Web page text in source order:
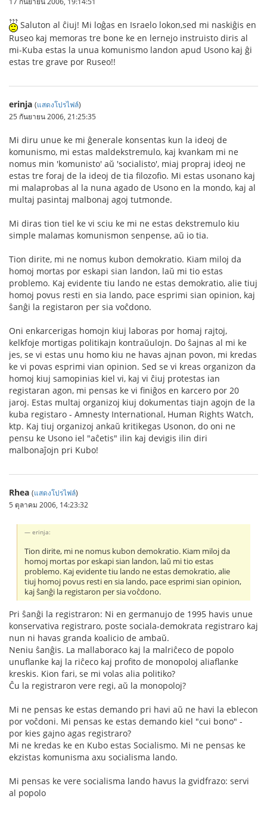
Saluton al ĉiuj! Mi loĝas en Israelo lokon,sed mi naskiĝis en
Ruseo kaj memoras tre bone ke en lernejo instruisto diris al
mi-Kuba estas la unua komunismo landon apud Usono kaj ĝi
estas tre grave por Ruseo!!
erinja (แสดงโปรไฟล์)
25 กันยายน 2006, 21:25:35
Mi diru unue ke mi ĝenerale konsentas kun la ideoj de
komunismo, mi estas maldekstremulo, kaj kvankam mi ne
nomus min 'komunisto' aŭ 'socialisto', miaj propraj ideoj ne
estas tre foraj de la ideoj de tia filozofio. Mi estas usonano kaj
mi malaprobas al la nuna agado de Usono en la mondo, kaj al
multaj pasintaj malbonaj agoj tutmonde.
Mi diras tion tiel ke vi sciu ke mi ne estas dekstremulo kiu
simple malamas komunismon senpense, aŭ io tia.
Tion dirite, mi ne nomus kubon demokratio. Kiam miloj da
homoj mortas por eskapi sian landon, laŭ mi tio estas
problemo. Kaj evidente tiu lando ne estas demokratio, alie tiuj
homoj povus resti en sia lando, pace esprimi sian opinion, kaj
ŝanĝi la registaron per sia voĉdono.
Oni enkarcerigas homojn kiuj laboras por homaj rajtoj,
kelkfoje mortigas politikajn kontraŭulojn. Do ŝajnas al mi ke
jes, se vi estas unu homo kiu ne havas ajnan povon, mi kredas
ke vi povas esprimi vian opinion. Sed se vi kreas organizon da
homoj kiuj samopinias kiel vi, kaj vi ĉiuj protestas ian
registaran agon, mi pensas ke vi finiĝos en karcero por 20
jaroj. Estas multaj organizoj kiuj dokumentas tiajn agojn de la
kuba registaro - Amnesty International, Human Rights Watch,
ktp. Kaj tiuj organizoj ankaŭ kritikegas Usonon, do oni ne
pensu ke Usono iel "aĉetis" ilin kaj devigis ilin diri
malbonaĵojn pri Kubo!
Rhea (แสดงโปรไฟล์)
5 ตุลาคม 2006, 14:23:32
erinja:
Tion dirite, mi ne nomus kubon demokratio. Kiam miloj da
homoj mortas por eskapi sian landon, laŭ mi tio estas
problemo. Kaj evidente tiu lando ne estas demokratio, alie
tiuj homoj povus resti en sia lando, pace esprimi sian opinion,
kaj ŝanĝi la registaron per sia voĉdono.
Pri ŝanĝi la registraron: Ni en germanujo de 1995 havis unue
konservativa registraro, poste sociala-demokrata registraro kaj
nun ni havas granda koalicio de ambaŭ.
Neniu ŝanĝis. La mallaboraco kaj la malriĉeco de popolo
unuflanke kaj la riĉeco kaj profito de monopoloj aliaflanke
kreskis. Kion fari, se mi volas alia politiko?
Ĉu la registraron vere regi, aŭ la monopoloj?
Mi ne pensas ke estas demando pri havi aŭ ne havi la eblecon
por voĉdoni. Mi pensas ke estas demando kiel "cui bono" -
por kies gajno agas registraro?
Mi ne kredas ke en Kubo estas Socialismo. Mi ne pensas ke
ekzistas komunisma axu socialisma lando.
Mi pensas ke vere socialisma lando havus la gvidfrazo: servi
al popolo